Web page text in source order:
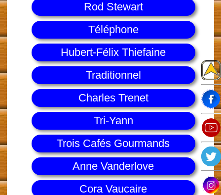
Rod Stewart
Téléphone
Hubert-Félix Thiefaine
Traditionnel
Charles Trenet
Tri-Yann
Trois Cafés Gourmands
Anne Vanderlove
Cora Vaucaire